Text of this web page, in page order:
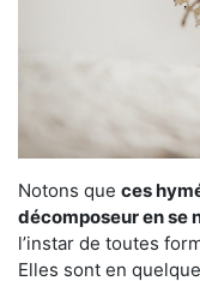
Notons que ces
décomposeur en se
l’instar de toutes
Elles sont en